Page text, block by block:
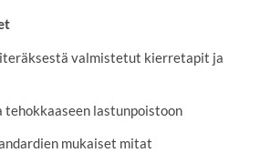
valmistetut kierretapit ja
tehokkaaseen lastunpoistoon
mukaiset mitat